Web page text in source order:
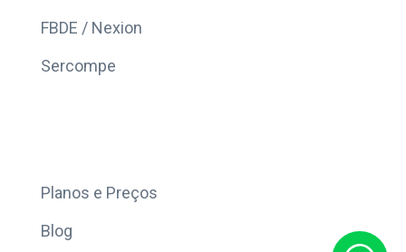
FBDE / Nexion
Sercompe
Planos e Preços
Blog